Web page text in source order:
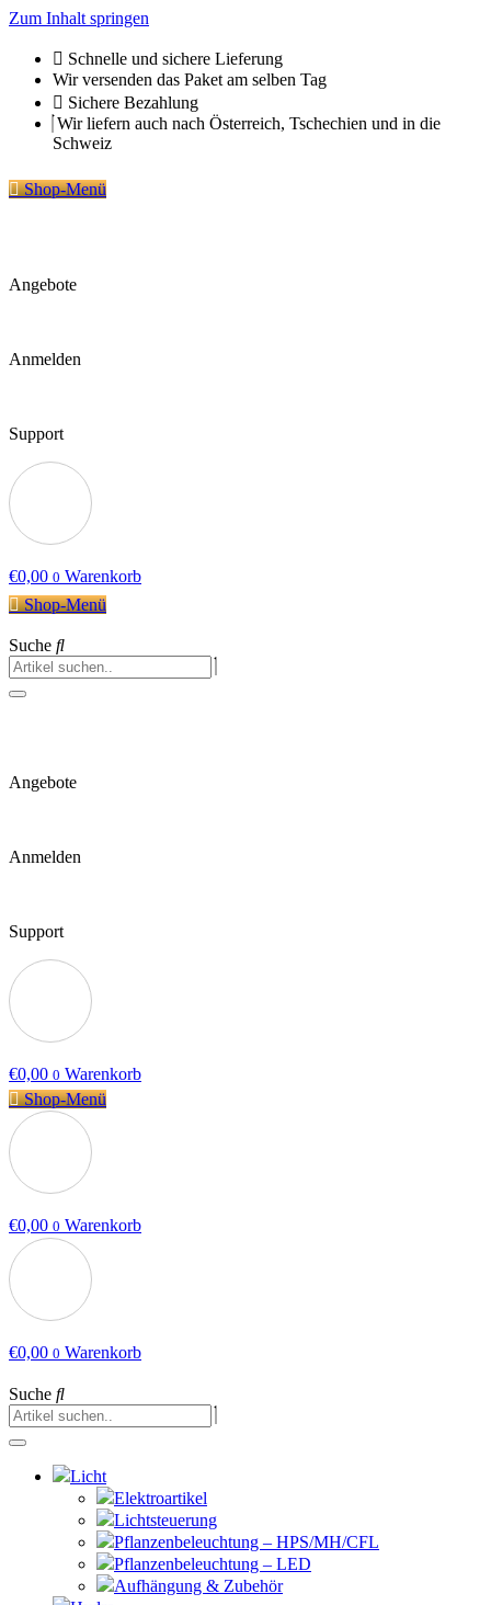
Zum Inhalt springen
Schnelle und sichere Lieferung
Wir versenden das Paket am selben Tag
Sichere Bezahlung
Wir liefern auch nach Österreich, Tschechien und in die
Schweiz
Shop-Menü
Angebote
Anmelden
Support
€0,00 0 Warenkorb
Shop-Menü
Suche
Angebote
Anmelden
Support
€0,00 0 Warenkorb
Shop-Menü
€0,00 0 Warenkorb
€0,00 0 Warenkorb
Suche
Licht
Elektroartikel
Lichtsteuerung
Pflanzenbeleuchtung – HPS/MH/CFL
Pflanzenbeleuchtung – LED
Aufhängung & Zubehör